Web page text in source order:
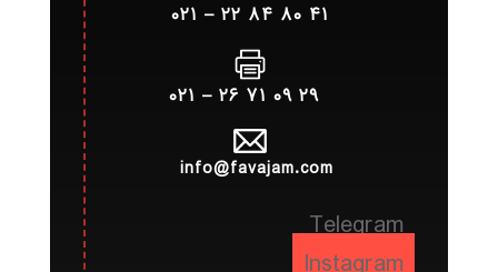
۴۱ ۸۰ ۸۴ ۲۲ – ۰۲۱
۲۹ ۰۹ ۷۱ ۲۶ – ۰۲۱
info@favajam.com
Telegram